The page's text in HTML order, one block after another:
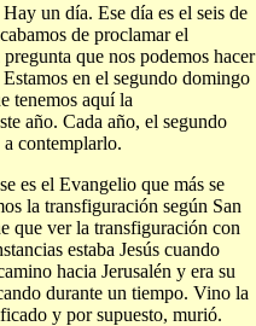
un día. Ese día es el seis de
de proclamar el
que nos podemos hacer
en el segundo domingo
tenemos aquí la
año. Cada año, el segundo
contemplarlo.
es el Evangelio que más se
la transfiguración según San
que ver la transfiguración con
estaba Jesús cuando
hacia Jerusalén y era su
durante un tiempo. Vino la
y por supuesto, murió.